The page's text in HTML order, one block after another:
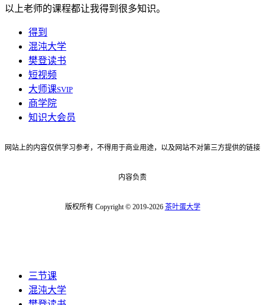
以上老师的课程都让我得到很多知识。
得到
混沌大学
樊登读书
短视频
大师课SVIP
商学院
知识大会员
网站上的内容仅供学习参考，不得用于商业用途，以及网站不对第三方提供的链接
内容负责
版权所有 Copyright © 2019-2026 茶叶蛋大学
三节课
混沌大学